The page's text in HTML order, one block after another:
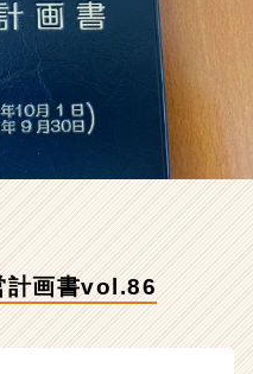
計画書vol.86